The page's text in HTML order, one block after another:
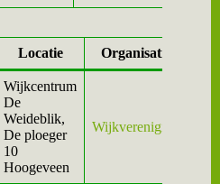
Locatie Organisatie
Wijkcentrum
De
Weideblik,
De ploeger
10
Hoogeveen
Wijkvereniging